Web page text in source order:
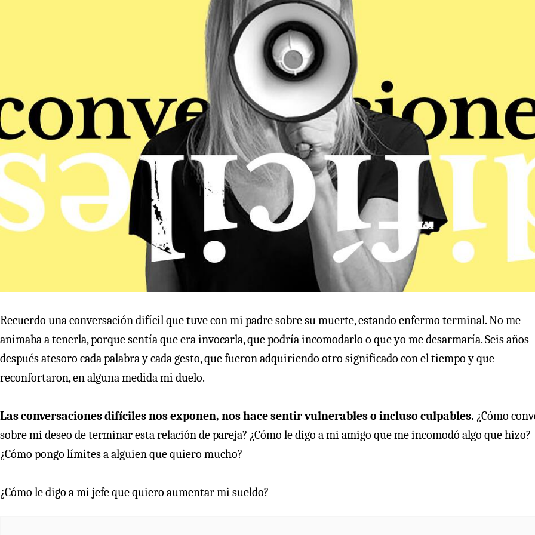
Recuerdo una conversación difícil que tuve con mi padre sobre su muerte, estando enfermo terminal. No me
animaba a tenerla, porque sentía que era invocarla, que podría incomodarlo o que yo me desarmaría. Seis años
después atesoro cada palabra y cada gesto, que fueron adquiriendo otro significado con el tiempo y que
reconfortaron, en alguna medida mi duelo.
Las conversaciones difíciles nos exponen, nos hace sentir vulnerables o incluso culpables. ¿Cómo
sobre mi deseo de terminar esta relación de pareja? ¿Cómo le digo a mi amigo que me incomodó algo que hizo?
¿Cómo pongo límites a alguien que quiero mucho?
¿Cómo le digo a mi jefe que quiero aumentar mi sueldo?